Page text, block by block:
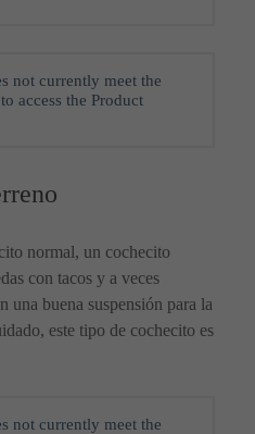
not currently meet the
access the Product
normal, un cochecito
con tacos y a veces
una buena suspensión para la
este tipo de cochecito es
not currently meet the